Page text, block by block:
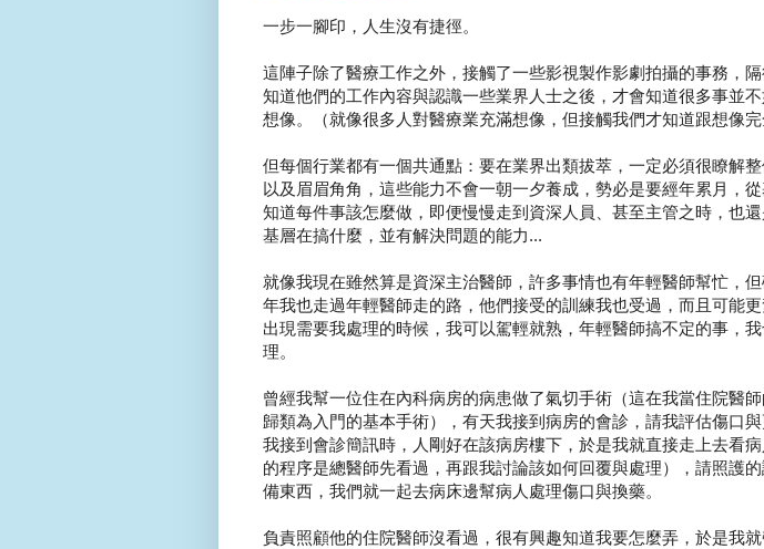
一步一腳印，人生沒有捷徑。
這陣子除了醫療工作之外，接觸了一些影視製作影劇拍攝的事務，
知道他們的工作內容與認識一些業界人士之後，才會知道很多事並
想像。（就像很多人對醫療業充滿想像，但接觸我們才知道跟想像完
但每個行業都有一個共通點：要在業界出類拔萃，一定必須很瞭解
以及眉眉角角，這些能力不會一朝一夕養成，勢必是要經年累月，
知道每件事該怎麼做，即便慢慢走到資深人員、甚至主管之時，也
基層在搞什麼，並有解決問題的能力...
就像我現在雖然算是資深主治醫師，許多事情也有年輕醫師幫忙，
年我也走過年輕醫師走的路，他們接受的訓練我也受過，而且可能
出現需要我處理的時候，我可以駕輕就熟，年輕醫師搞不定的事，
理。
曾經我幫一位住在內科病房的病患做了氣切手術（這在我當住院醫
歸類為入門的基本手術），有天我接到病房的會診，請我評估傷口
我接到會診簡訊時，人剛好在該病房樓下，於是我就直接走上去看
的程序是總醫師先看過，再跟我討論該如何回覆與處理），請照護
備東西，我們就一起去病床邊幫病人處理傷口與換藥。
負責照顧他的住院醫師沒看過，很有興趣知道我要怎麼弄，於是我